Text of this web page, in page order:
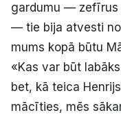
gardumu — zefīrus
— tie bija atvesti
mums kopā būtu
«Kas var būt
bet, kā teica
mācīties, mēs